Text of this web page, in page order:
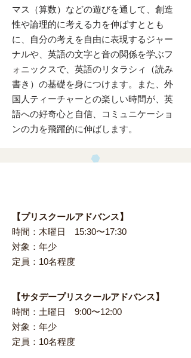
マス（算数）などの遊びを通して、創造
性や論理的に考える力を伸ばすととも
に、自分の考えを自由に表現するジャー
ナルや、英語の文字と音の関係を学ぶフ
ォニックスで、英語のリタラシィ（読み
書き）の基礎を身につけます。また、外
国人ティーチャーとの楽しい時間が、英
語への好奇心と自信、コミュニケーショ
ンの力を飛躍的に伸ばします。
【プリスクールアドバンス】
時間：木曜日 15:30〜17:30
対象：年少
定員：10名程度
【サタデープリスクールアドバンス】
時間：土曜日 9:00〜12:00
対象：年少
定員：10名程度